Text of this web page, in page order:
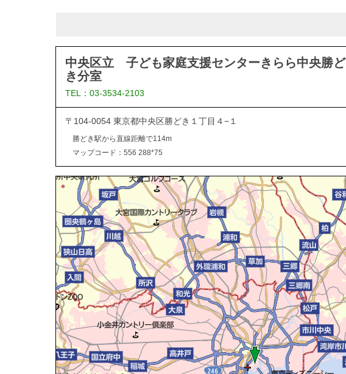
中央区立 子ども家庭支援センターきらら中央勝ど
き分室
TEL：03-3534-2103
〒104-0054 東京都中央区勝どき１丁目４−１
勝どき駅から直線距離で114m
マップコード：556 288*75